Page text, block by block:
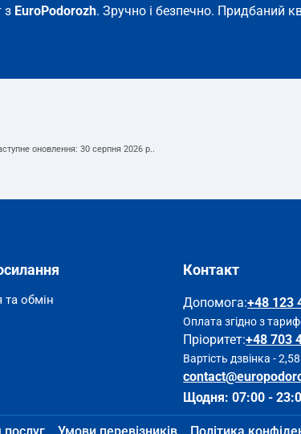
з EuroPodorozh. Зручно і безпечно. Придбаний
оновлення: 30 серпня 2026 р..
обмін
Контакт
Допомога:+48 123
Оплата згідно з
Пріоритет:+48 703
Вартість дзвінка -
Щодня: 07:00 -